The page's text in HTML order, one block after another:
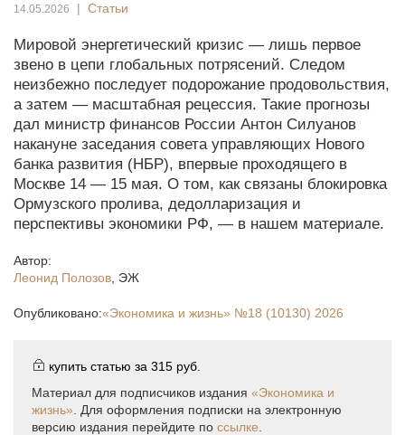
14.05.2026 | Статьи
Мировой энергетический кризис — лишь первое
звено в цепи глобальных потрясений. Следом
неизбежно последует подорожание продовольствия,
а затем — масштабная рецессия. Такие прогнозы
дал министр финансов России Антон Силуанов
накануне заседания совета управляющих Нового
банка развития (НБР), впервые проходящего в
Москве 14 — 15 мая. О том, как связаны блокировка
Ормузского пролива, дедолларизация и
перспективы экономики РФ, — в нашем материале.
Автор:
Леонид Полозов ЭЖ
Опубликовано:«Экономика и жизнь» №18 (10130) 2026
купить статью за 315 руб.
Материал для подписчиков издания «Экономика и
жизнь» . Для оформления подписки на электронную
версию издания перейдите по ссылке